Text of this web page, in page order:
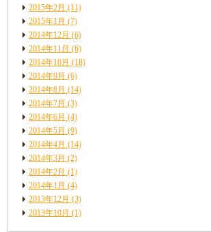
2015年2月 (11)
2015年1月 (7)
2014年12月 (6)
2014年11月 (6)
2014年10月 (18)
2014年9月 (6)
2014年8月 (14)
2014年7月 (3)
2014年6月 (4)
2014年5月 (9)
2014年4月 (14)
2014年3月 (2)
2014年2月 (1)
2014年1月 (4)
2013年12月 (3)
2013年10月 (1)